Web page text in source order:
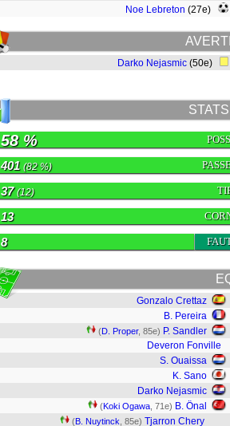
Noe Lebreton (27e)
Darko Nejasmic (50e)
58 %
401 (82 %)
37(12)
13
8
Gonzalo Crettaz
B. Pereira
(D. Proper, 85e) P. Sandler
Deveron Fonville
S. Ouaissa
K. Sano
Darko Nejasmic
(Koki Ogawa , 71e) B. Önal
(B. Nuytinck , 85e) Tjarron Chery